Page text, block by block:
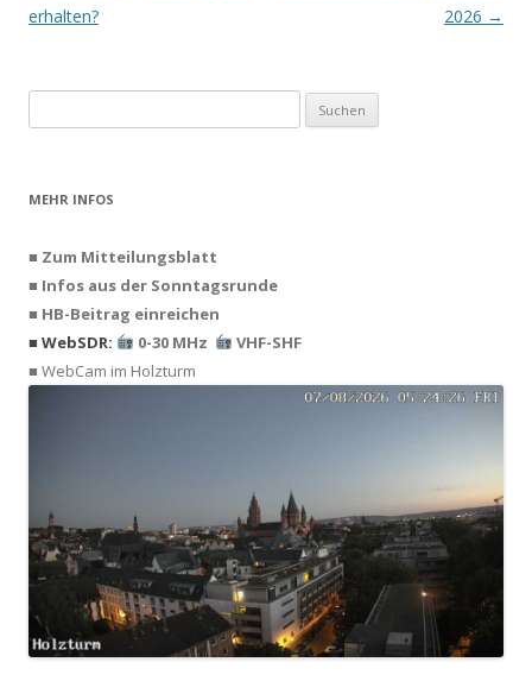
Navigation
erhalten?
2026 →
nach:
MEHR INFOS
■ Zum Mitteilungsblatt
■ Infos aus der Sonntagsrunde
■ HB-Beitrag einreichen
■ WebSDR:
0-30 MHz
VHF-SHF
■ WebCam im Holzturm